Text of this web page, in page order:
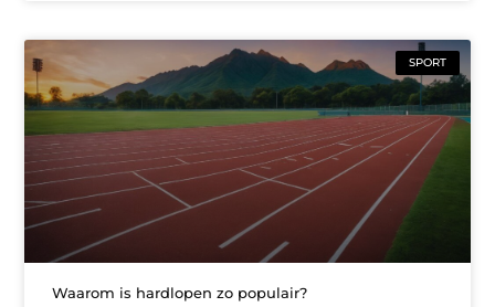
SPORT
Waarom is hardlopen zo populair?